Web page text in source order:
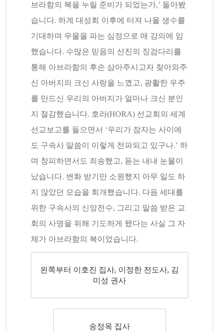
브라함의 복을 누릴 준비가 되었는가,’ 돌아봤
습니다. 하계 대성회 이후에 터져 나올 생수를
기대하며 우물을 파는 심정으로 매 강의에 임
했습니다. 수많은 믿음의 선진의 징검다리를
통해 아브라함의 후손 삼아주시고자 찾아와주
신 아버지의 크신 사랑을 느꼈고, 광활한 우주
를 만드신 우리의 아버지가 얼마나 크신 분인
지 절감했습니다. 호라(HORA) 선교회의 세계
선교보고를 들으면서 ‘우리가 잠자는 사이에
도 구속사 말씀이 이렇게 전파되고 있구나.’ 하
며 창피하면서도 죄송했고, 듣는 내내 눈물이
났습니다. 변화 받기만 소원했지 아무 일도 하
지 않았던 모습을 회개했습니다. 다음 세대를
위한 구속사의 신앙전수, 그리고 말씀 받은 교
회의 사명을 위해 기도하게 됐다는 사실 그 자
체가 아브라함의 복이었습니다.
왼쪽부터 이호진 집사, 이정한 전도사, 김
미성 권사
송정옥 집사